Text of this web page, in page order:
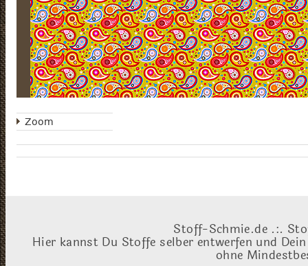
Zoom
Stoff-Schmie.de .:.
Hier kannst Du Stoffe selber entwerfen und
ohne